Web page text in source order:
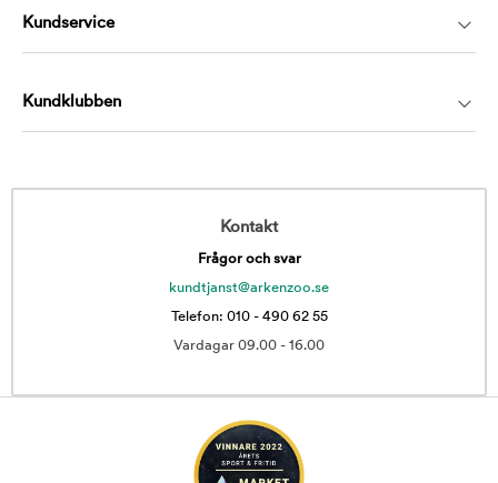
Kundservice
Kundklubben
Kontakt
Frågor och svar
kundtjanst@arkenzoo.se
Telefon: 010 - 490 62 55
Vardagar 09.00 - 16.00